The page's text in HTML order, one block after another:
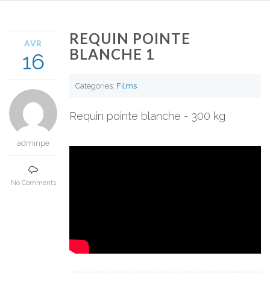
AVR
16
adminpe
No Comments
REQUIN POINTE
BLANCHE 1
Categories: Films
Requin pointe blanche - 300 kg